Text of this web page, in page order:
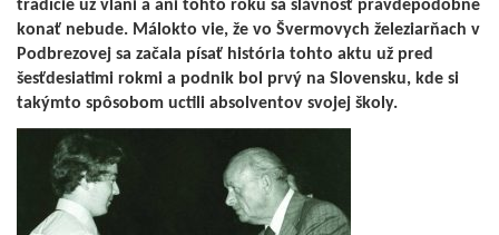
tradície už vlani a ani tohto roku sa slávnosť pravdepodobne
konať nebude. Málokto vie, že vo Švermovych železiarňach v
Podbrezovej sa začala písať história tohto aktu už pred
šesťdesiatimi rokmi a podnik bol prvý na Slovensku, kde si
takýmto spôsobom uctili absolventov svojej školy.